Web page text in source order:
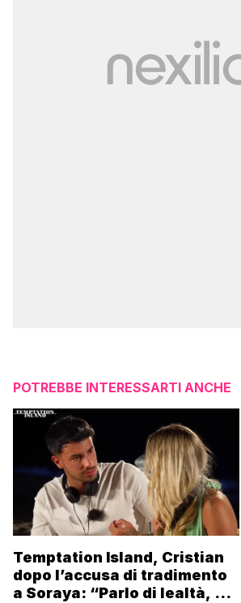
POTREBBE INTERESSARTI ANCHE
Temptation Island, Cristian
dopo l’accusa di tradimento
a Soraya: “Parlo di lealtà, ma